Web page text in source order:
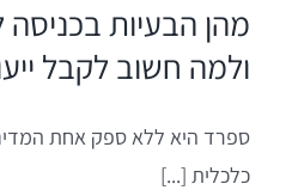
בניית תכנית אסטרטגית וטקטית
ליווי ראשוני לכניסה לשוק הספרדי
קשר
מהן הבעיות
ולמה חשוב לקבל
ספרד היא ללא ספק אחת
כלכלית [...]